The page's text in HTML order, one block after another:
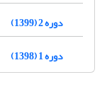
دوره 2 (1399)
دوره 1 (1398)